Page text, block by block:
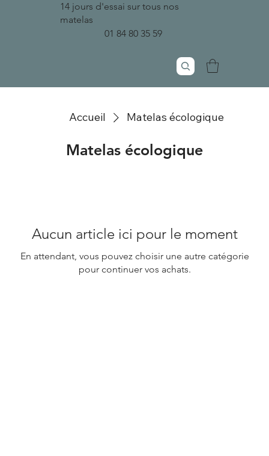
14 jours d'essai sur tous nos
matelas
01 84 80 35 59
Accueil Matelas écologique
Matelas écologique
Aucun article ici pour le moment
En attendant, vous pouvez choisir une autre catégorie
pour continuer vos achats.